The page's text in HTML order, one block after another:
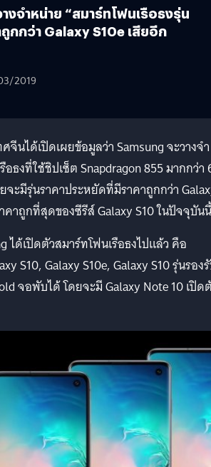
งจำหน่าย “สมาร์ทโฟนเรือธงรุ่น
กกว่า Galaxy S10e เสียอีก
2019
จีนได้เปิดเผยข้อมูลว่า Samsung จะวางจำ
ธงที่ใช้ชิปเซ็ต Snapdragon 855 มากกว่า
จะมีรุ่นราคาประหยัดที่มีราคาถูกกว่า
คาถูกที่สุดของซีรีส์ Galaxy S10 ในปัจจุบันนี้
ได้เปิดตัวสมาร์ทโฟนเรือธงไปแล้ว คือ
S10, Galaxy S10e, Galaxy S10 รุ่นรอง
จอพับได้ โดยจะมี Galaxy Note 10 เปิด